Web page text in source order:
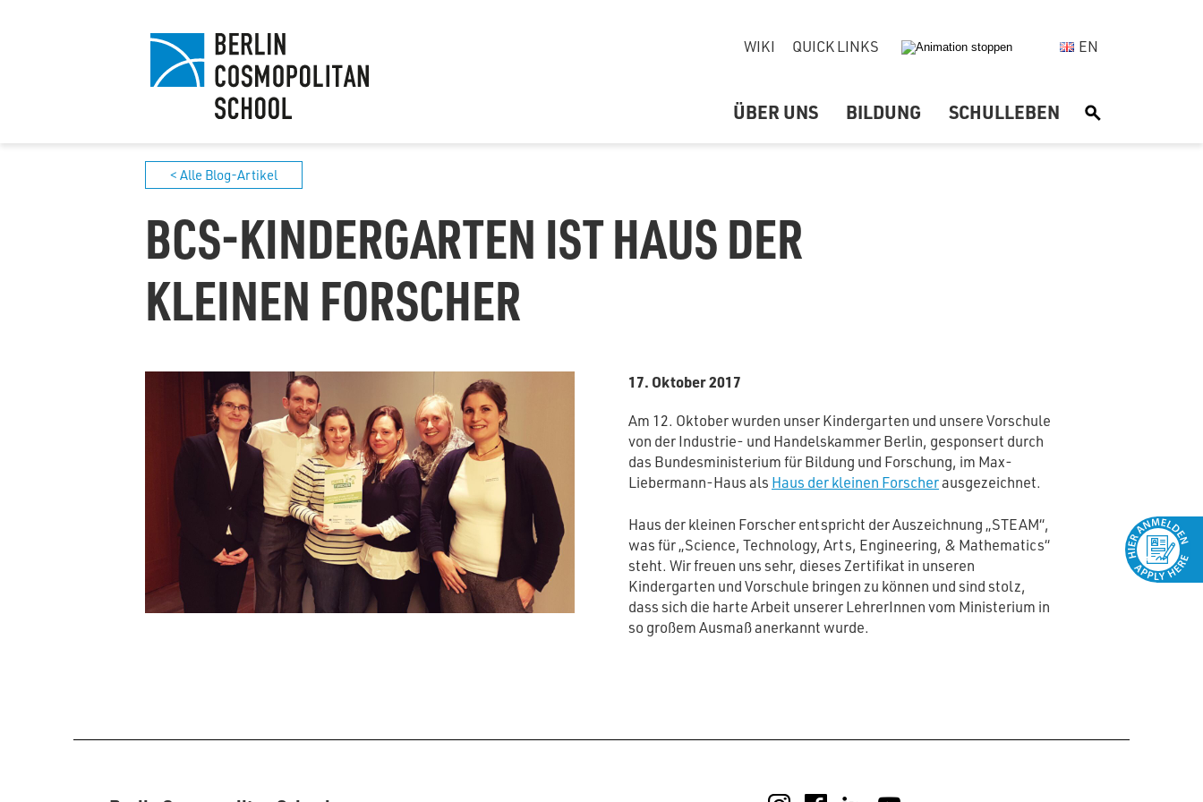
WIKI QUICK LINKS EN
ÜBER UNS BILDUNG SCHULLEBEN S
< Alle Blog-Artikel
BCS-KINDERGARTEN IST HAUS DER
KLEINEN FORSCHER
17. Oktober 2017
Am 12. Oktober wurden unser Kindergarten und unsere Vorschule
von der Industrie- und Handelskammer Berlin, gesponsert durch
das Bundesministerium für Bildung und Forschung, im Max-
Liebermann-Haus als Haus der kleinen Forscherausgezeichnet.
Haus der kleinen Forscher entspricht der Auszeichnung „STEAM“,
was für „Science, Technology, Arts, Engineering, & Mathematics“
steht. Wir freuen uns sehr, dieses Zertifikat in unseren
Kindergarten und Vorschule bringen zu können und sind stolz,
dass sich die harte Arbeit unserer LehrerInnen vom Ministerium in
so großem Ausmaß anerkannt wurde.